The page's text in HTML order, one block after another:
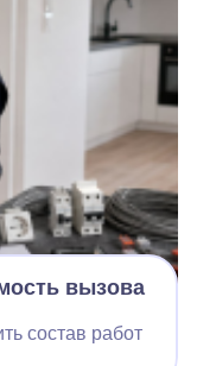
вызова
состав работ